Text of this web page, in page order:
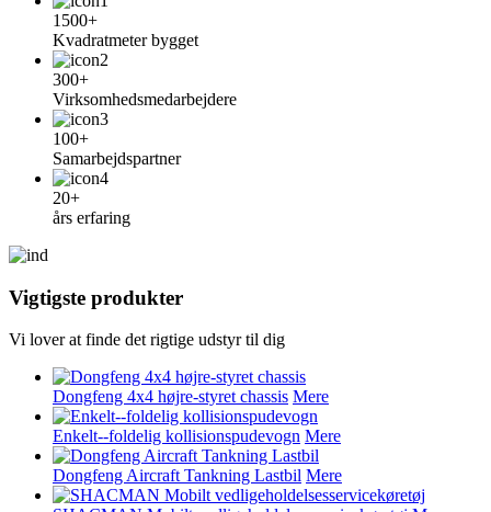
1500+
Kvadratmeter bygget
300+
Virksomhedsmedarbejdere
100+
Samarbejdspartner
20+
års erfaring
Vigtigste produkter
Vi lover at finde det rigtige udstyr til dig
Dongfeng 4x4 højre-styret chassis Mere
Enkelt--foldelig kollisionspudevogn Mere
Dongfeng Aircraft Tankning Lastbil Mere